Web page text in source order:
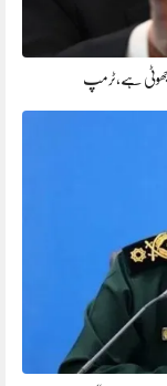
جھوٹی ہے،ٹرمپ